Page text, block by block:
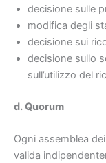
decisione sulle
modifica degli
decisione sui
decisione sullo
sull’utilizzo del
d. Quorum
Ogni assemblea
valida